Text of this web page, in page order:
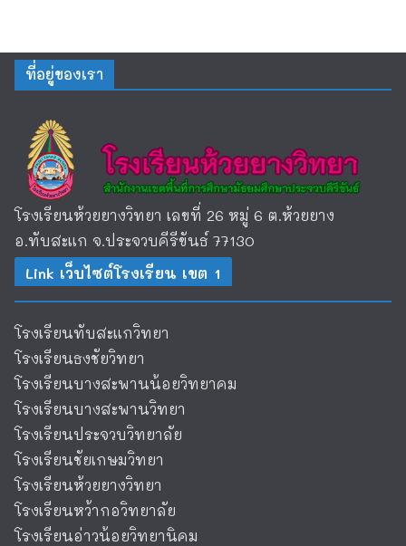
ที่อยู่ของเรา
โรงเรียนห้วยยางวิทยา เลขที่ 26 หมู่ 6 ต.ห้วยยาง
อ.ทับสะแก จ.ประจวบคีรีขันธ์ 77130
Link เว็บไซต์โรงเรียน เขต 1
โรงเรียนทับสะแกวิทยา
โรงเรียนธงชัยวิทยา
โรงเรียนบางสะพานน้อยวิทยาคม
โรงเรียนบางสะพานวิทยา
โรงเรียนประจวบวิทยาลัย
โรงเรียนชัยเกษมวิทยา
โรงเรียนห้วยยางวิทยา
โรงเรียนหว้ากอวิทยาลัย
โรงเรียนอ่าวน้อยวิทยานิคม